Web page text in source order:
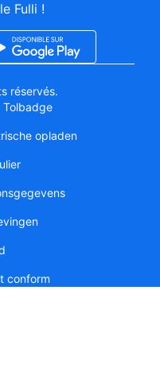
Fulli !
réservés.
opladen
conform